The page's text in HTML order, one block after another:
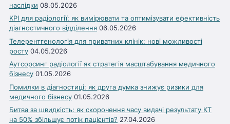
наслідки 08.05.2026
KPI для радіології: як вимірювати та оптимізувати ефективність
діагностичного відділення 06.05.2026
Телерентгенологія для приватних клінік: нові можливості
росту 04.05.2026
Аутсорсинг радіології як стратегія масштабування медичного
бізнесу 01.05.2026
Помилки в діагностиці: як друга думка знижує ризики для
медичного бізнесу 01.05.2026
Битва за швидкість: як скорочення часу видачі результату КТ
на 50% збільшує потік пацієнтів? 27.04.2026